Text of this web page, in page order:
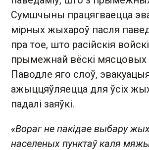
Сумшчыны працягваецца
мірных жыхароў пасля
пра тое, што расійскія
прымежнай вёскі мясцовых
Паводле яго слоў,
ажыццяўляецца для ўсіх
падалі заяўкі.
«Вораг не пакідае выбару
населеных пунктаў каля